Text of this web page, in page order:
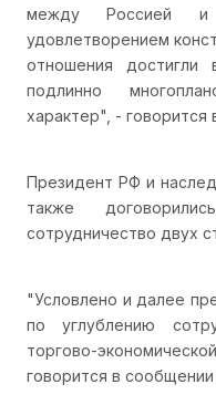
между Россией и
удовлетворением
отношения достигли
подлинно
характер", - говорится
Президент РФ и
также
сотрудничество двух
"Условлено и далее
по углублению
торгово-
говорится в